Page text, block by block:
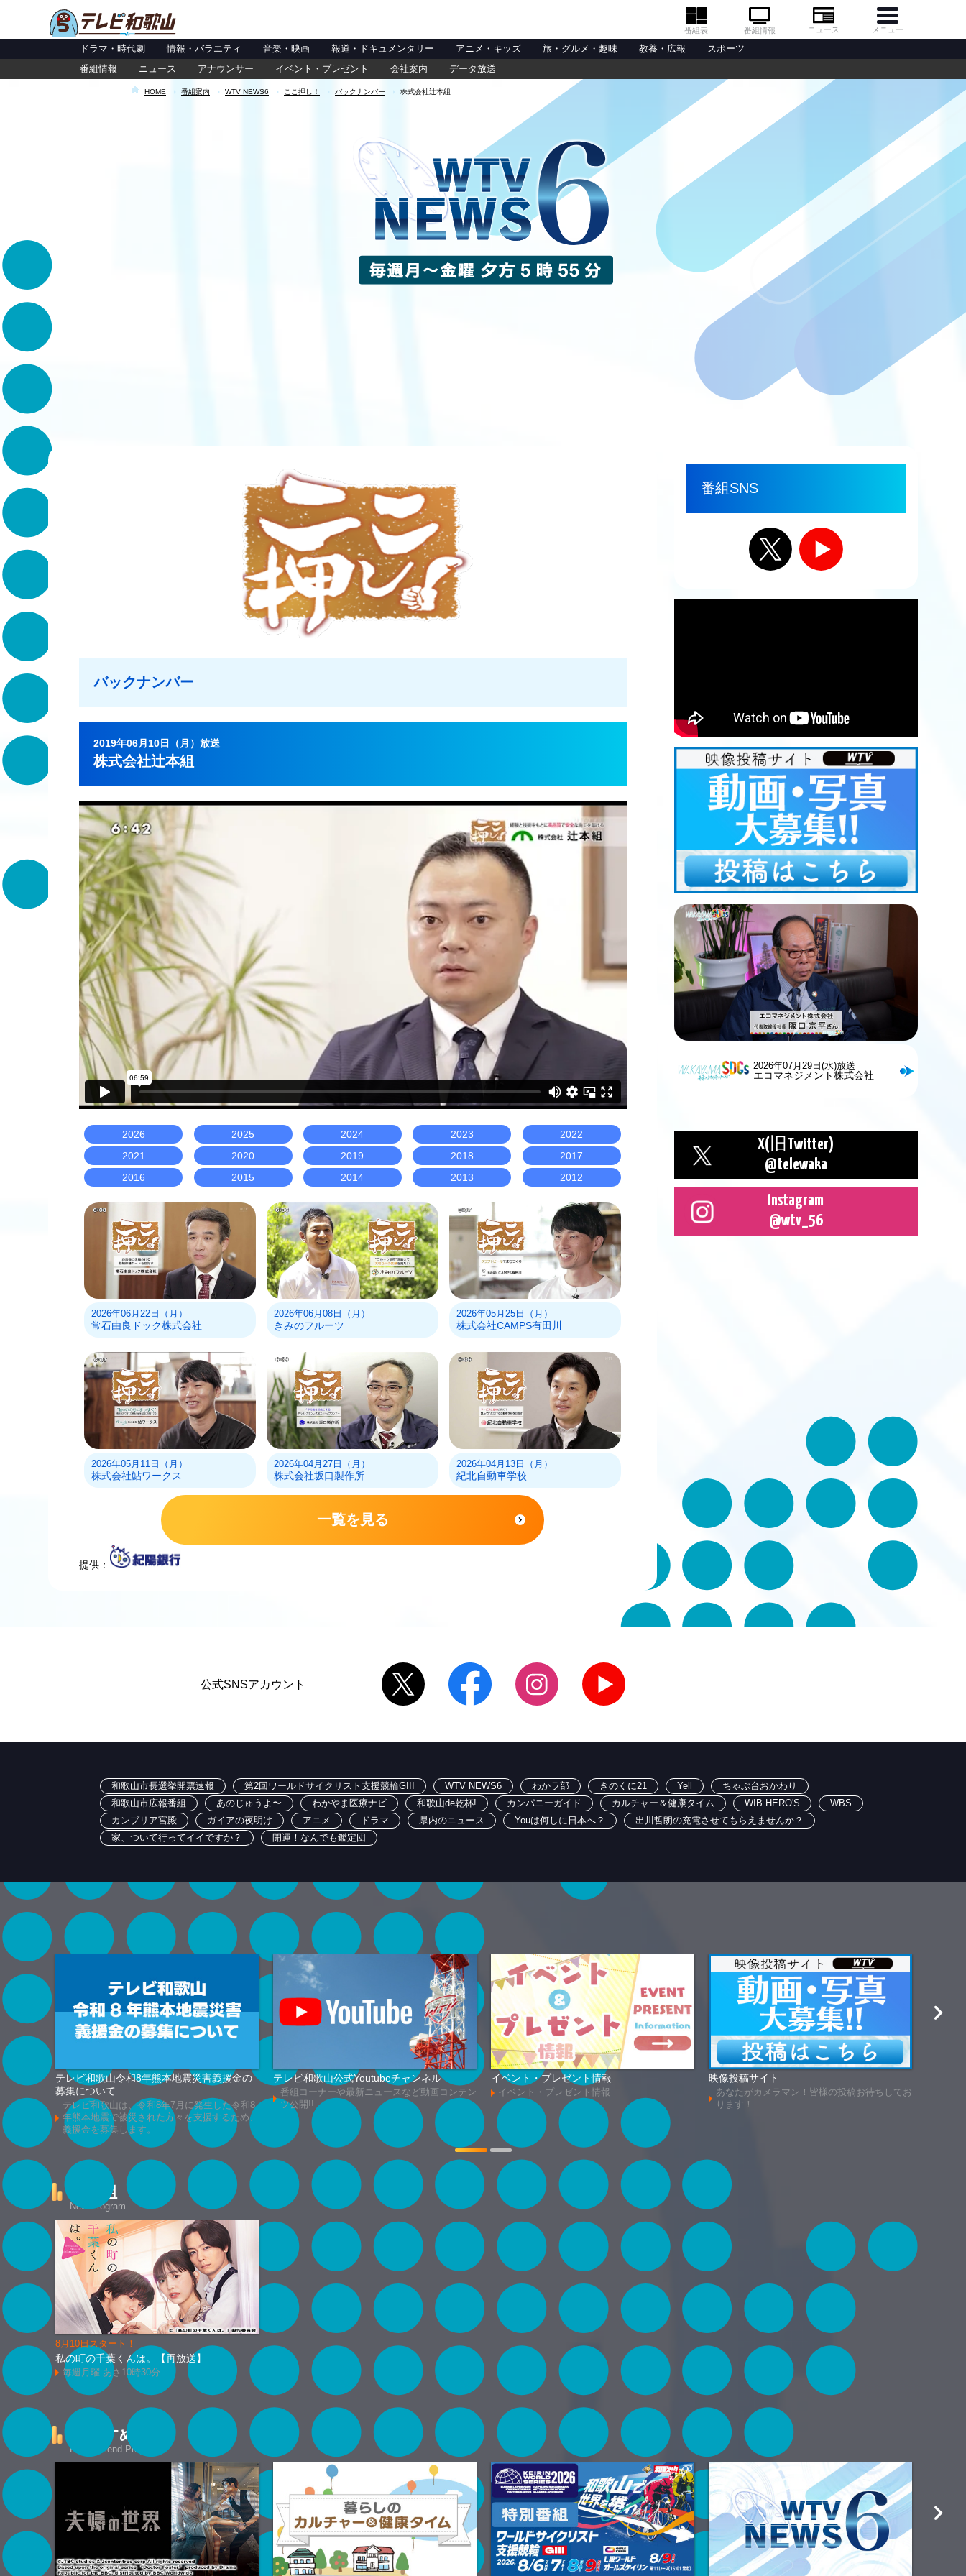
番組表 番組情報 ニュース メニュー
ドラマ・時代劇 情報・バラエティ 音楽・映画 報道・ドキュメンタリー アニメ・キッズ 旅・グルメ・趣味 教養・広報
スポーツ
番組情報
ニュース アナウンサー イベント・プレゼント 会社案内 データ放送
HOME 番組案内 WTV NEWS6 ここ押し！ バックナンバー 株式会社辻本組
バックナンバー
2019年06月10日（月）放送
株式会社辻本組
2026 2025 2024 2023
2022
2021
2020 2019 2018
2017
2016
2015 2014 2013 2012
2026年06月22日（月）
常石由良ドック株式会社
2026年06月08日（月）
きみのフルーツ
2026年05月25日（月）
株式会社CAMPS有田川
2026年05月11日（月）
株式会社鮎ワークス
2026年04月27日（月）
株式会社坂口製作所
2026年04月13日（月）
紀北自動車学校
一覧を見る
提供：
番組SNS
2026年07月29日(水)放送
エコマネジメント株式会社
X(旧Twitter)
@telewaka
Instagram
@wtv_56
公式SNSアカウント
和歌山市長選挙開票速報 第2回ワールドサイクリスト支援競輪GIII WTV NEWS6 わかラ部 きのくに21 Yell
ちゃぶ台おかわり
和歌山市広報番組
あのじゅうよ〜 わかやま医療ナビ 和歌山de乾杯! カンパニーガイド カルチャー＆健康タイム WIB HERO'S
WBS
カンブリア宮殿
ガイアの夜明け アニメ ドラマ 県内のニュース Youは何しに日本へ？
出川哲朗の充電させてもらえませんか？
家、ついて行ってイイですか？
開運！なんでも鑑定団
テレビ和歌山令和8年熊本地震災害義援金の
募集について
テレビ和歌山は、令和8年7月に発生した令和8
年熊本地震で被災された方々を支援するため、
義援金を募集します。
テレビ和歌山公式Youtubeチャンネル
番組コーナーや最新ニュースなど動画コンテン
ツ公開!!
イベント・プレゼント情報
イベント・プレゼント情報
映像投稿サイト
あなたがカメラマン！皆様の投稿お待ちしてお
ります！
新番組
New Program
8月10日スタート！
私の町の千葉くんは。【再放送】
毎週月曜 あさ10時30分
おすすめ番組
Recommend Program